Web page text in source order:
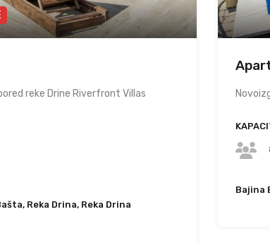
reke Drine Riverfront Villas
Reka Drina, Reka Drina
Bajina